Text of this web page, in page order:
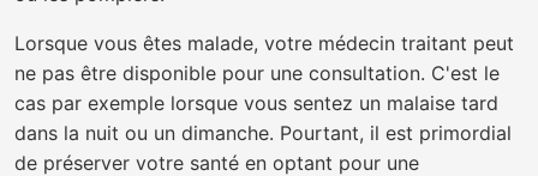
Lorsque vous êtes malade, votre médecin traitant peut
ne pas être disponible pour une consultation. C'est le
cas par exemple lorsque vous sentez un malaise tard
dans la nuit ou un dimanche. Pourtant, il est primordial
de préserver votre santé en optant pour une